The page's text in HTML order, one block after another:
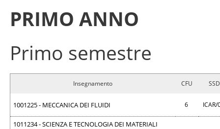
PRIMO ANNO
Primo semestre
Insegnamento CFU SSD
1001225 - MECCANICA DEI FLUIDI 6
1011234 - SCIENZA E TECNOLOGIA DEI MATERIALI